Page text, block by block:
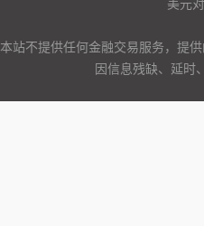
本站不提供任何金融交易服务，提
因信息残缺、延时